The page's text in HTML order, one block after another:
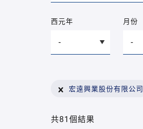
西元年 月份
宏遠興業股份有限公司
共81個結果